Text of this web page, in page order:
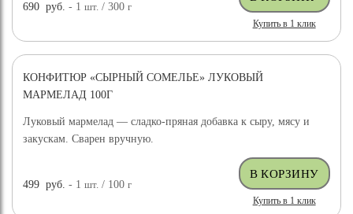
690 руб. - 1шт. / 300г
Купить в 1 клик
КОНФИТЮР «СЫРНЫЙ СОМЕЛЬЕ» ЛУКОВЫЙ
МАРМЕЛАД 100Г
Луковый мармелад — сладко-пряная добавка к сыру, мясу и
закускам. Сварен вручную.
499 руб. - 1шт. / 100г
Купить в 1 клик